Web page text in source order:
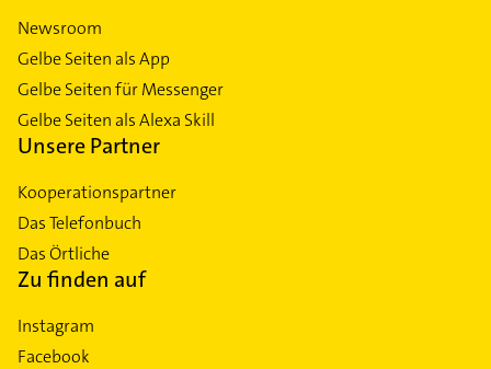
Newsroom
Gelbe Seiten als App
Gelbe Seiten für Messenger
Gelbe Seiten als Alexa Skill
Unsere Partner
Kooperationspartner
Das Telefonbuch
Das Örtliche
Zu finden auf
Instagram
Facebook